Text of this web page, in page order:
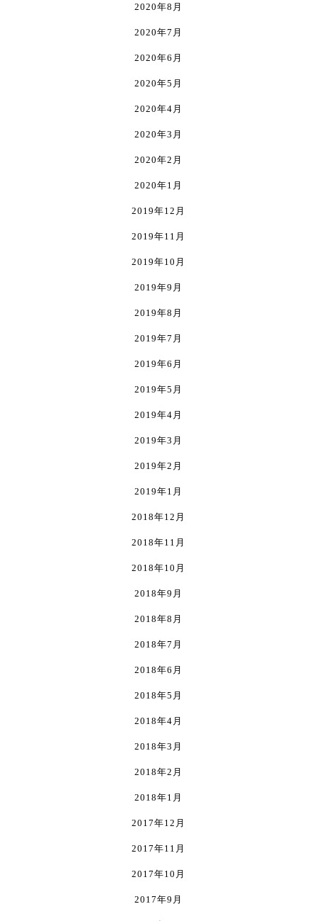
2020年8月
2020年7月
2020年6月
2020年5月
2020年4月
2020年3月
2020年2月
2020年1月
2019年12月
2019年11月
2019年10月
2019年9月
2019年8月
2019年7月
2019年6月
2019年5月
2019年4月
2019年3月
2019年2月
2019年1月
2018年12月
2018年11月
2018年10月
2018年9月
2018年8月
2018年7月
2018年6月
2018年5月
2018年4月
2018年3月
2018年2月
2018年1月
2017年12月
2017年11月
2017年10月
2017年9月